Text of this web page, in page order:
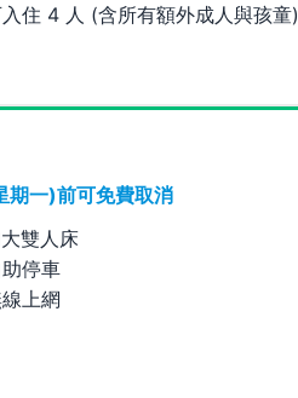
住 4 人 (含所有額外成人與孩童)
期一)前可免費取消
雙人床
停車
上網